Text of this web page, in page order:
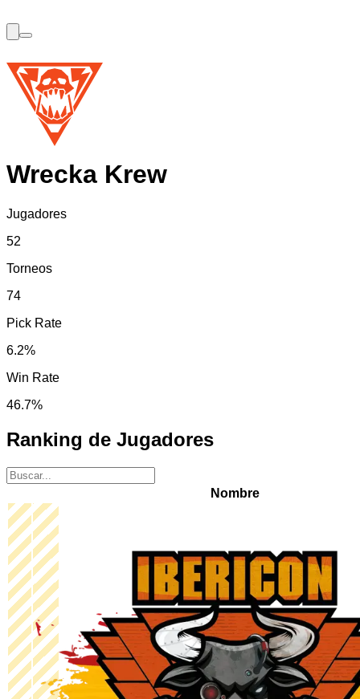
Wrecka Krew
Jugadores
52
Torneos
74
Pick Rate
6.2%
Win Rate
46.7%
Ranking de Jugadores
Nombre